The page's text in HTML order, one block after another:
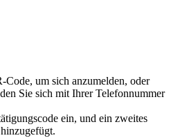
Code, um sich anzumelden, oder
Sie sich mit Ihrer Telefonnummer
ein, und ein zweites